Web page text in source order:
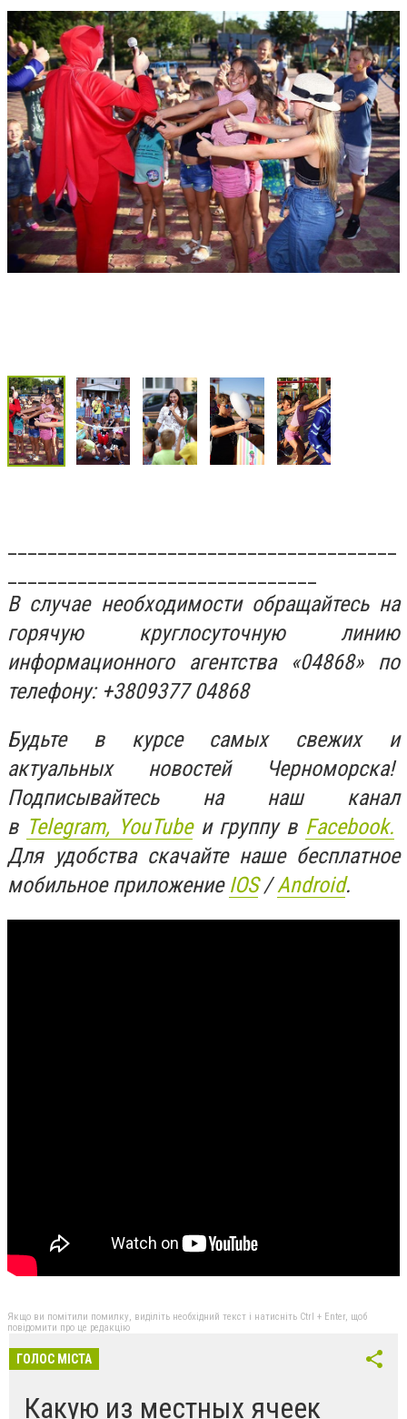
В случае необходимости обращайтесь на
горячую круглосуточную линию
информационного агентства «04868» по
телефону: +3809377 04868
Будьте в курсе самых свежих и
актуальных новостей Черноморска!
Подписывайтесь на наш канал
в Telegram, YouTubeи группу в Facebook.
Для удобства скачайте наше бесплатное
мобильное приложение IOS/Android.
Якщо ви помітили помилку, виділіть необхідний текст і натисніть Ctrl + Enter, щоб
повідомити про це редакцію
ГОЛОС МІСТА
Какую из местных ячеек